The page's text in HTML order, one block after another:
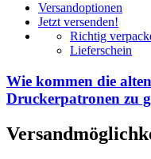
Versandoptionen
Jetzt versenden!
Richtig
Lieferschein
Wie kommen die
Druckerpatronen zu